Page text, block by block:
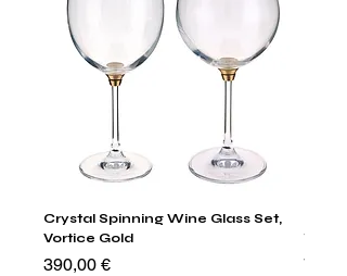
Crystal Spinning Wine Glass Set,
Vortice Gold
Prezzo
390,00 € Prezzo